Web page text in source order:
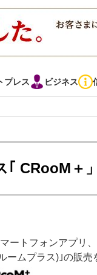
プレス ビジネス
ビジネス イベント
特集 中古印刷機・製
CRooM＋」
ートフォンアプリ
ムプラス)｣の販売